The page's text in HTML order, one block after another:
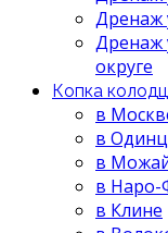
Дренаж
Дренаж
округе
Копка
в
в
в
в Наро-
в Клине